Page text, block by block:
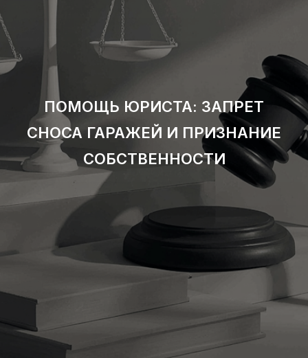
ПОМОЩЬ ЮРИСТА: ЗАПРЕТ
СНОСА ГАРАЖЕЙ И ПРИЗНАНИЕ
СОБСТВЕННОСТИ